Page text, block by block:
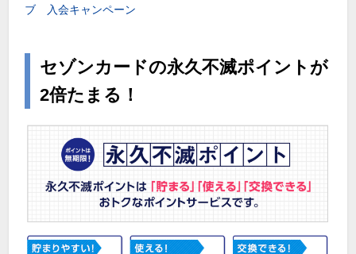
ブ 入会キャンペーン
セゾンカードの永久不滅ポイントが
2倍たまる！